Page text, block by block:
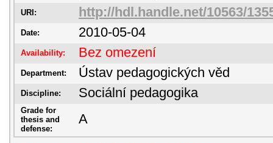
URI: http://hdl.handle.net/10563/
Date: 2010-05-04
Availability: Bez omezení
Department: Ústav pedagogických věd
Discipline: Sociální pedagogika
Grade for
thesis and
defense:
A